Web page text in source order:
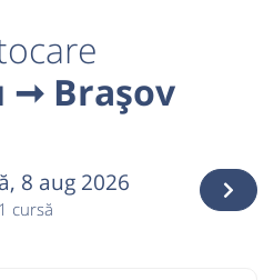
➞ Brașov
8 aug 2026
1 cursă